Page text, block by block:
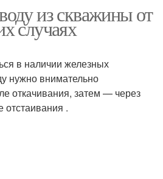
из скважины от
случаях
в наличии железных
нужно внимательно
откачивания, затем — через
отстаивания .